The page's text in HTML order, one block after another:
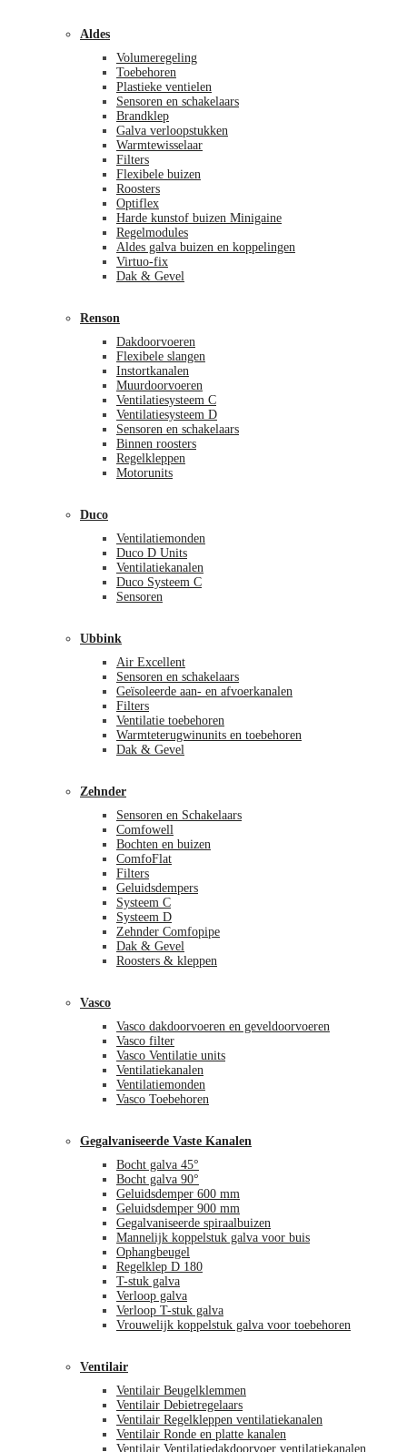
Aldes
Volumeregeling
Toebehoren
Plastieke ventielen
Sensoren en schakelaars
Brandklep
Galva verloopstukken
Warmtewisselaar
Filters
Flexibele buizen
Roosters
Optiflex
Harde kunstof buizen Minigaine
Regelmodules
Aldes galva buizen en koppelingen
Virtuo-fix
Dak & Gevel
Renson
Dakdoorvoeren
Flexibele slangen
Instortkanalen
Muurdoorvoeren
Ventilatiesysteem C
Ventilatiesysteem D
Sensoren en schakelaars
Binnen roosters
Regelkleppen
Motorunits
Duco
Ventilatiemonden
Duco D Units
Ventilatiekanalen
Duco Systeem C
Sensoren
Ubbink
Air Excellent
Sensoren en schakelaars
Geïsoleerde aan- en afvoerkanalen
Filters
Ventilatie toebehoren
Warmteterugwinunits en toebehoren
Dak & Gevel
Zehnder
Sensoren en Schakelaars
Comfowell
Bochten en buizen
ComfoFlat
Filters
Geluidsdempers
Systeem C
Systeem D
Zehnder Comfopipe
Dak & Gevel
Roosters & kleppen
Vasco
Vasco dakdoorvoeren en geveldoorvoeren
Vasco filter
Vasco Ventilatie units
Ventilatiekanalen
Ventilatiemonden
Vasco Toebehoren
Gegalvaniseerde Vaste Kanalen
Bocht galva 45°
Bocht galva 90°
Geluidsdemper 600 mm
Geluidsdemper 900 mm
Gegalvaniseerde spiraalbuizen
Mannelijk koppelstuk galva voor buis
Ophangbeugel
Regelklep D 180
T-stuk galva
Verloop galva
Verloop T-stuk galva
Vrouwelijk koppelstuk galva voor toebehoren
Ventilair
Ventilair Beugelklemmen
Ventilair Debietregelaars
Ventilair Regelkleppen ventilatiekanalen
Ventilair Ronde en platte kanalen
Ventilair Ventilatiedakdoorvoer ventilatiekanalen